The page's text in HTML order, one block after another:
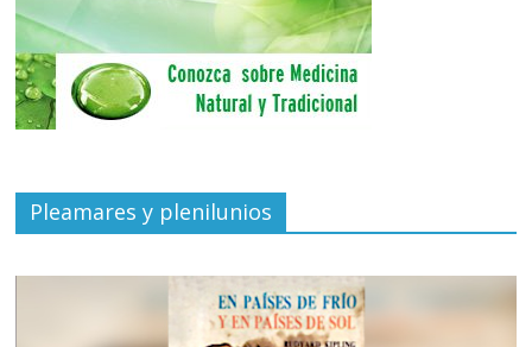
Pleamares y plenilunios